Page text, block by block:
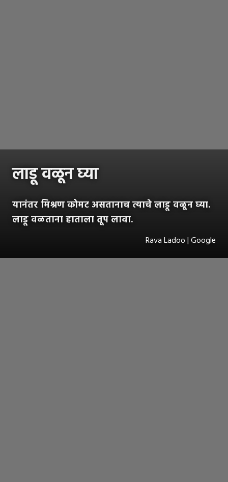
लाडू वळून घ्या
यानंतर मिश्रण कोमट असतानाच त्याचे लाडू वळून घ्या.
लाडू वळताना हाताला तूप लावा.
Rava Ladoo | Google